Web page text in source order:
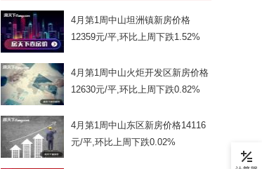
4月第1周中山坦洲镇新房价格
12359元/平,环比上周下跌1.52%
4月第1周中山火炬开发区新房价格
12630元/平,环比上周下跌0.82%
4月第1周中山东区新房价格14116
元/平,环比上周下跌0.02%